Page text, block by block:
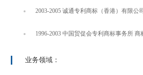
2003-2005 诚通专利商标（香港）有限公
1996-2003 中国贸促会专利商标事务所 商
业务领域：